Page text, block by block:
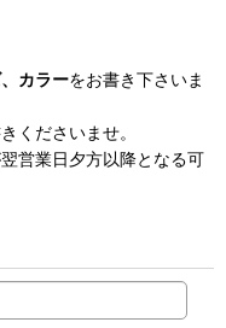
カラーをお書き下さいま
くださいませ。
営業日夕方以降となる可